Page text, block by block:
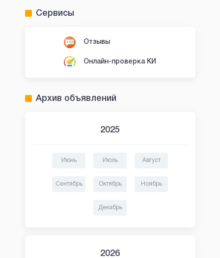
Сервисы
Отзывы
Онлайн-проверка КИ
Архив объявлений
2025
Июнь Июль Август
Сентябрь Октябрь Ноябрь
Декабрь
2026